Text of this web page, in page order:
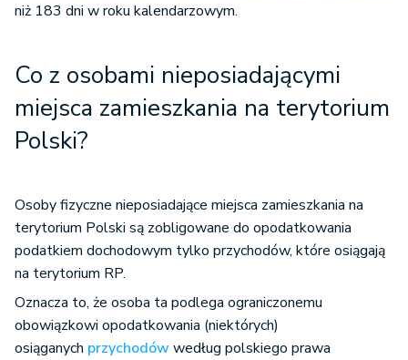
niż 183 dni w roku kalendarzowym.
Co z osobami nieposiadającymi
miejsca zamieszkania na terytorium
Polski?
Osoby fizyczne nieposiadające miejsca zamieszkania na
terytorium Polski są zobligowane do opodatkowania
podatkiem dochodowym tylko przychodów, które osiągają
na terytorium RP.
Oznacza to, że osoba ta podlega ograniczonemu
obowiązkowi opodatkowania (niektórych)
osiąganych przychodów według polskiego prawa